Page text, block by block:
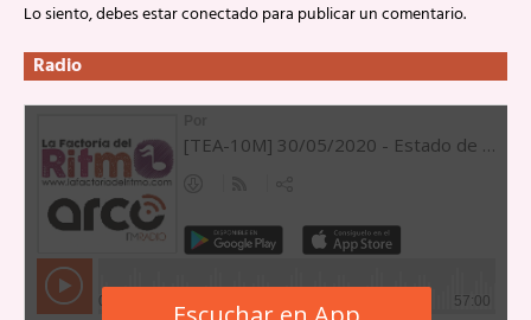
Lo siento, debes estarconectadopara publicar un comentario.
Radio